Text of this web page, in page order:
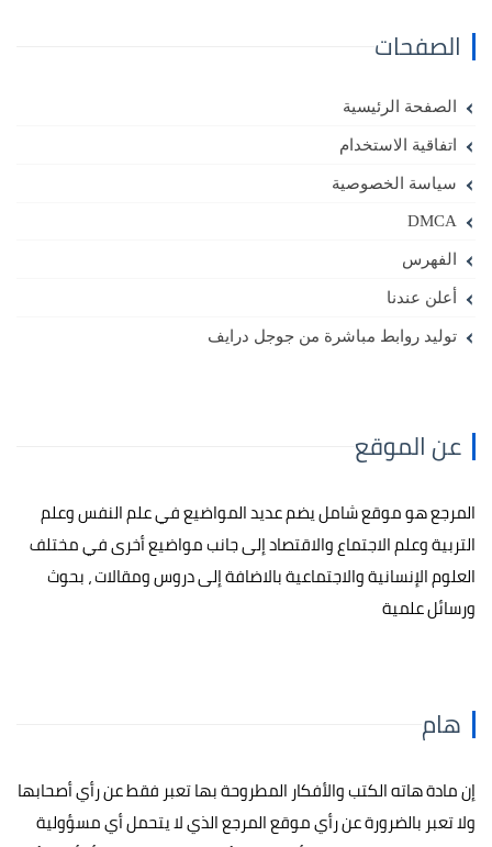
الصفحات
الصفحة الرئيسية
اتفاقية الاستخدام
سياسة الخصوصية
DMCA
الفهرس
أعلن عندنا
توليد روابط مباشرة من جوجل درايف
عن الموقع
المرجع هو موقع شامل يضم عديد المواضيع في علم النفس وعلم
التربية وعلم الاجتماع والاقتصاد إلى جانب مواضيع أخرى في مختلف
العلوم الإنسانية والاجتماعية بالاضافة إلى دروس ومقالات ، بحوث
ورسائل علمية
هام
إن مادة هاته الكتب والأفكار المطروحة بها تعبر فقط عن رأي أصحابها
ولا تعبر بالضرورة عن رأي موقع المرجع الذي لا يتحمل أي مسؤولية